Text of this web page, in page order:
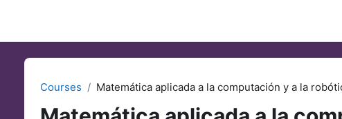
Courses Matemática aplicada a la computación y a la